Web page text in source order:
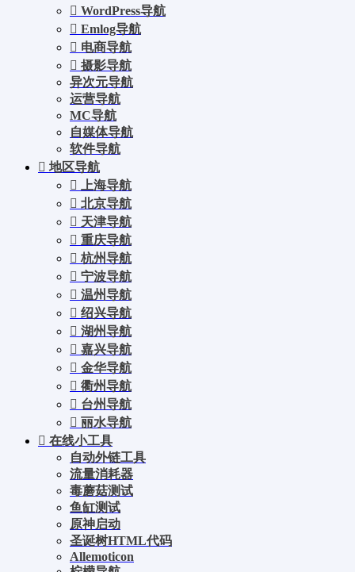
WordPress导航
Emlog导航
电商导航
摄影导航
异次元导航
运营导航
MC导航
自媒体导航
软件导航
地区导航
上海导航
北京导航
天津导航
重庆导航
杭州导航
宁波导航
温州导航
绍兴导航
湖州导航
嘉兴导航
金华导航
衢州导航
台州导航
丽水导航
在线小工具
自动外链工具
流量消耗器
毒蘑菇测试
鱼缸测试
原神启动
圣诞树HTML代码
Allemoticon